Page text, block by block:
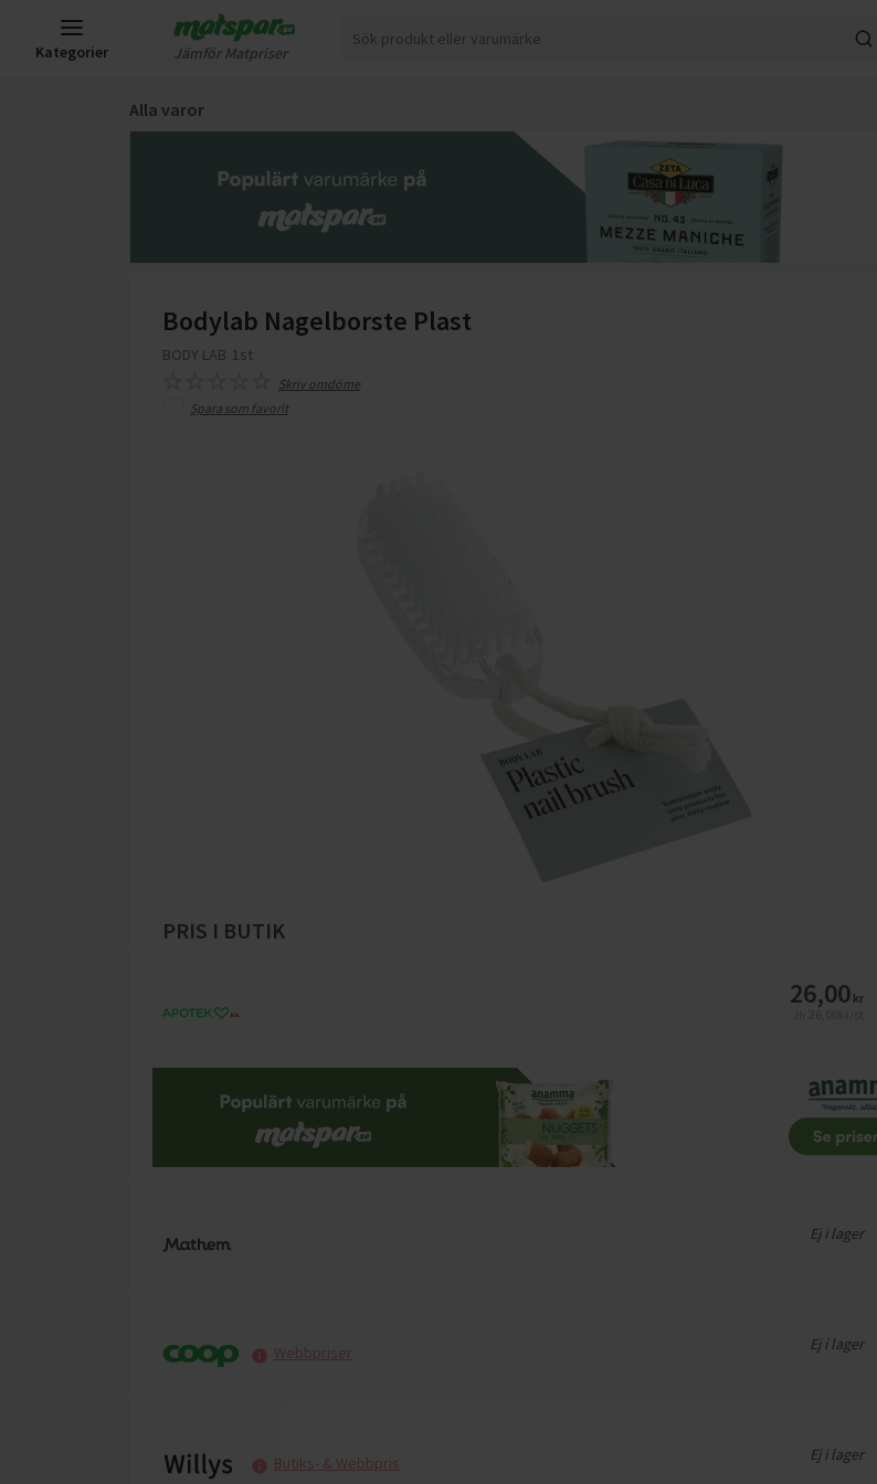
Kategorier Jämför Matpriser
Alla varor
Bodylab Nagelborste Plast
BODY LAB 1st
Skriv omdöme
Spara som favorit
PRIS I BUTIK
26,00 kr
Ej i lager
Webbpriser Ej i lager
Butiks- & Webbpris Ej i lager